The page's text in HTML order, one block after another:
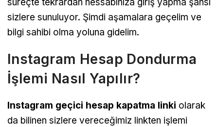
sizlere sunuluyor. Şimdi aşamalara geçelim ve
bilgi sahibi olma yoluna gidelim.
Instagram Hesap Dondurma
İşlemi Nasıl Yapılır?
Instagram geçici hesap kapatma linki olarak
da bilinen sizlere vereceğimiz linkten işlemi